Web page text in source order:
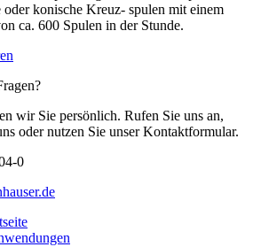
konische Kreuz- spulen mit einem
ca. 600 Spulen in der Stunde.
wir Sie persönlich. Rufen Sie uns an,
oder nutzen Sie unser Kontaktformular.
0